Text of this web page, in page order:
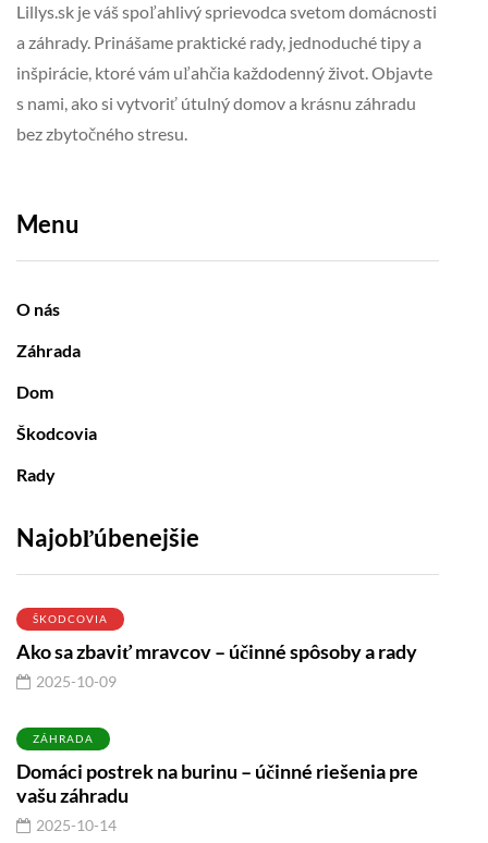
Lillys.sk je váš spoľahlivý sprievodca svetom domácnosti
a záhrady. Prinášame praktické rady, jednoduché tipy a
inšpirácie, ktoré vám uľahčia každodenný život. Objavte
s nami, ako si vytvoriť útulný domov a krásnu záhradu
bez zbytočného stresu.
Menu
O nás
Záhrada
Dom
Škodcovia
Rady
Najobľúbenejšie
ŠKODCOVIA
Ako sa zbaviť mravcov – účinné spôsoby a rady
2025-10-09
ZÁHRADA
Domáci postrek na burinu – účinné riešenia pre
vašu záhradu
2025-10-14